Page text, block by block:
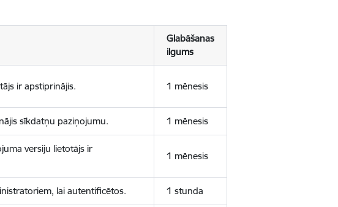
Glabāšanas
ilgums
ir apstiprinājis. 1 mēnesis
sīkdatņu paziņojumu. 1 mēnesis
versiju lietotājs ir
1 mēnesis
lai autentificētos. 1 stunda